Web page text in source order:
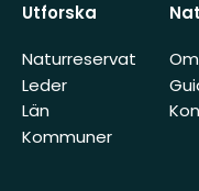
Utforska
Naturreservat
Leder
Län
Kommuner